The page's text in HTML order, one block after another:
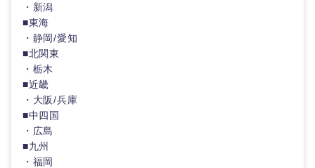
技術職
（IT）、
Webサー
ビス・制
作、ゲー
ム
技術職
（モノづ
くり）
メディカル
不動産専門職
建設・施工管理
事務職
その他
群馬県
・新潟
■東海
・静岡/愛知
■北関東
・栃木
■近畿
・大阪/兵庫
■中四国
・広島
■九州
・福岡